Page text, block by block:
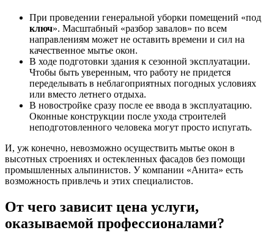
При проведении генеральной уборки помещений «под
ключ». Масштабный «разбор завалов» по всем
направлениям может не оставить времени и сил на
качественное мытье окон.
В ходе подготовки здания к сезонной эксплуатации.
Чтобы быть уверенным, что работу не придется
переделывать в неблагоприятных погодных условиях
или вместо летнего отдыха.
В новостройке сразу после ее ввода в эксплуатацию.
Оконные конструкции после ухода строителей
неподготовленного человека могут просто испугать.
И, уж конечно, невозможно осуществить мытье окон в
высотных строениях и остекленных фасадов без помощи
промышленных альпинистов. У компании «Анита» есть
возможность привлечь и этих специалистов.
От чего зависит цена услуги,
оказываемой профессионалами?